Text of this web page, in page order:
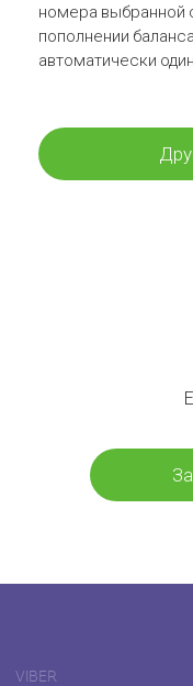
номера выбранной
пополнении
автоматически
VIBER